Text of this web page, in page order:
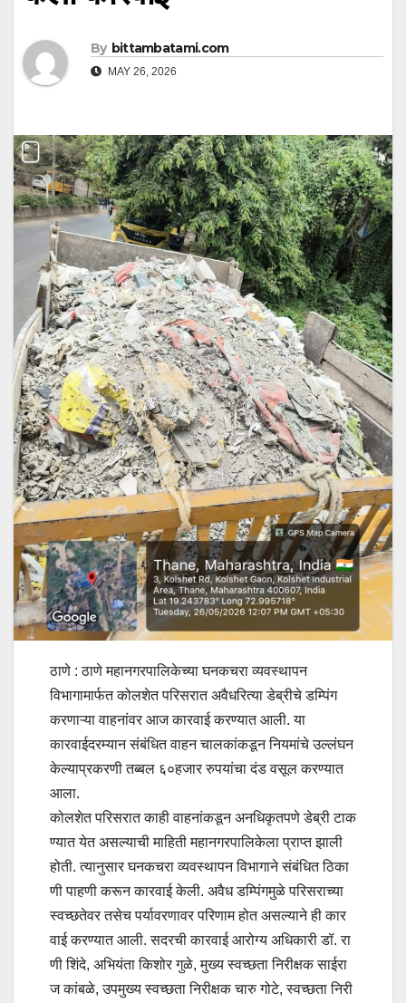
By bittambatami.com
MAY 26, 2026
ठाणे : ठाणे महानगरपालिकेच्या घनकचरा व्यवस्थापन
विभागामार्फत कोलशेत परिसरात अवैधरित्या डेब्रीचे डम्पिंग
करणाऱ्या वाहनांवर आज कारवाई करण्यात आली. या
कारवाईदरम्यान संबंधित वाहन चालकांकडून नियमांचे उल्लंघन
केल्याप्रकरणी तब्बल ६०हजार रुपयांचा दंड वसूल करण्यात
आला.
कोलशेत परिसरात काही वाहनांकडून अनधिकृतपणे डेब्री टाक
ण्यात येत असल्याची माहिती महानगरपालिकेला प्राप्त झाली
होती. त्यानुसार घनकचरा व्यवस्थापन विभागाने संबंधित ठिका
णी पाहणी करून कारवाई केली. अवैध डम्पिंगमुळे परिसराच्या
स्वच्छतेवर तसेच पर्यावरणावर परिणाम होत असल्याने ही कार
वाई करण्यात आली. सदरची कारवाई आरोग्य अधिकारी डॉ. रा
णी शिंदे, अभियंता किशोर गुळे, मुख्य स्वच्छता निरीक्षक साईरा
ज कांबळे, उपमुख्य स्वच्छता निरीक्षक चारु गोटे, स्वच्छता निरी